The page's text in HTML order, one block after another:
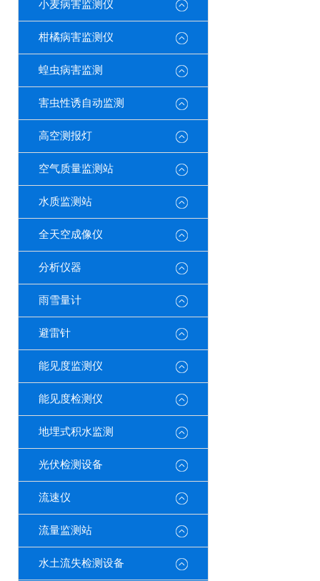
小麦病害监测仪
柑橘病害监测仪
蝗虫病害监测
害虫性诱自动监测
高空测报灯
空气质量监测站
水质监测站
全天空成像仪
分析仪器
雨雪量计
避雷针
能见度监测仪
能见度检测仪
地埋式积水监测
光伏检测设备
流速仪
流量监测站
水土流失检测设备